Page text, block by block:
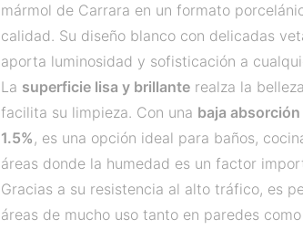
mármol de Carrara en un formato
calidad. Su diseño blanco con delicadas
aporta luminosidad y sofisticación a
La superficie lisa y brillante realza la
facilita su limpieza. Con una baja
1.5%, es una opción ideal para baños,
áreas donde la humedad es un factor
Gracias a su resistencia al alto tráfico, es
áreas de mucho uso tanto en paredes